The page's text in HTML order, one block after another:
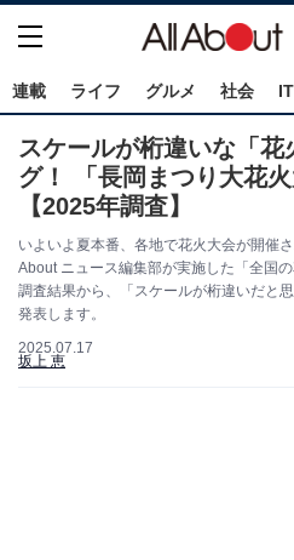
連載 ライフ グルメ 社会
スケールが桁違いな「花
グ！ 「長岡まつり大花
【2025年調査】
いよいよ夏本番、各地で花火大会が開催
About ニュース編集部が実施した「全国
調査結果から、「スケールが桁違いだと
発表します。
2025.07.17
坂上 恵